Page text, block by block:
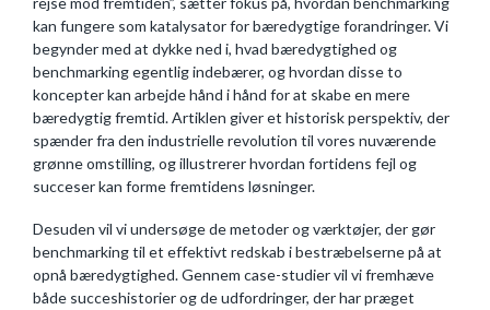
kan fungere som katalysator for bæredygtige forandringer. Vi
begynder med at dykke ned i, hvad bæredygtighed og
benchmarking egentlig indebærer, og hvordan disse to
koncepter kan arbejde hånd i hånd for at skabe en mere
bæredygtig fremtid. Artiklen giver et historisk perspektiv, der
spænder fra den industrielle revolution til vores nuværende
grønne omstilling, og illustrerer hvordan fortidens fejl og
succeser kan forme fremtidens løsninger.
Desuden vil vi undersøge de metoder og værktøjer, der gør
benchmarking til et effektivt redskab i bestræbelserne på at
opnå bæredygtighed. Gennem case-studier vil vi fremhæve
både succeshistorier og de udfordringer, der har præget